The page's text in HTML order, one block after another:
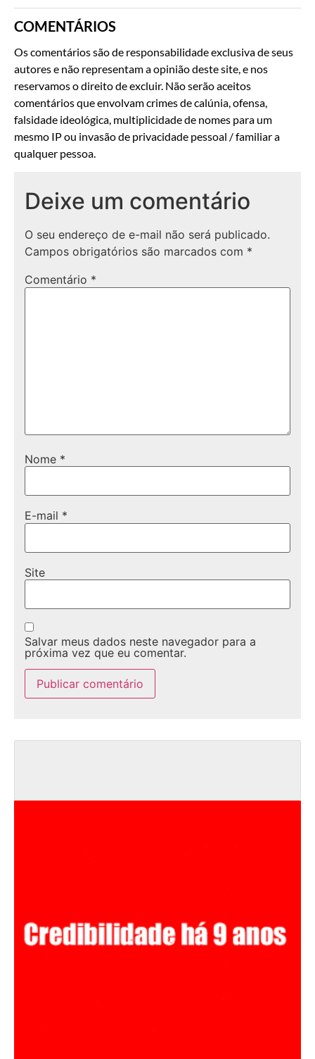
COMENTÁRIOS
Os comentários são de responsabilidade exclusiva de seus
autores e não representam a opinião deste site, e nos
reservamos o direito de excluir. Não serão aceitos
comentários que envolvam crimes de calúnia, ofensa,
falsidade ideológica, multiplicidade de nomes para um
mesmo IP ou invasão de privacidade pessoal / familiar a
qualquer pessoa.
Deixe um comentário
O seu endereço de e-mail não será publicado.
Campos obrigatórios são marcados com *
Comentário *
Nome *
E-mail *
Site
Salvar meus dados neste navegador para a
próxima vez que eu comentar.